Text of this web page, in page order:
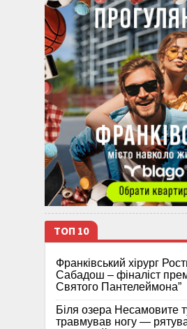
ТОП 10
Франківський хірург
Сабадош – фіналіст
Святого Пантелеймона”
Біля озера Несамовите
травмував ногу —